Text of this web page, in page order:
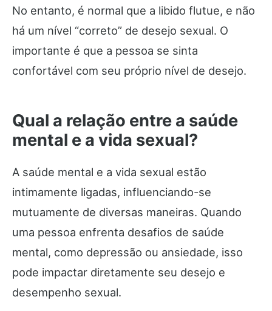
No entanto, é normal que a libido flutue, e não
há um nível “correto” de desejo sexual. O
importante é que a pessoa se sinta
confortável com seu próprio nível de desejo.
Qual a relação entre a saúde
mental e a vida sexual?
A saúde mental e a vida sexual estão
intimamente ligadas, influenciando-se
mutuamente de diversas maneiras. Quando
uma pessoa enfrenta desafios de saúde
mental, como depressão ou ansiedade, isso
pode impactar diretamente seu desejo e
desempenho sexual.